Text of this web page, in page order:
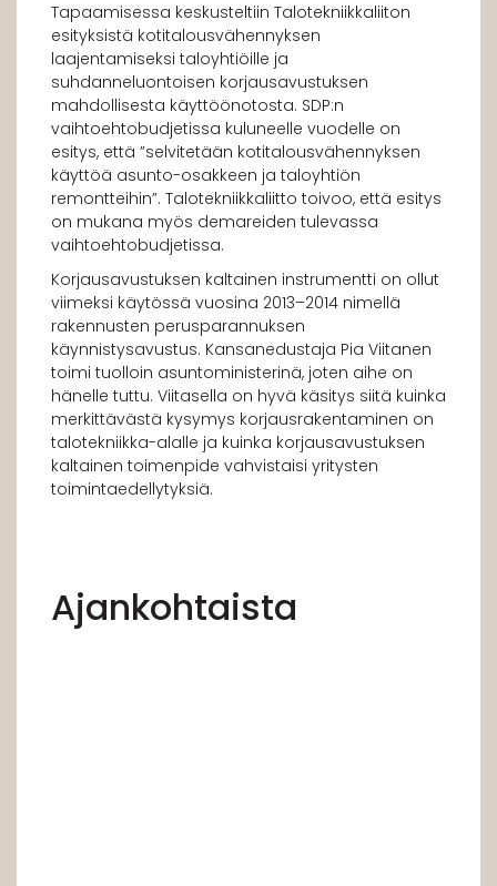
Tapaamisessa keskusteltiin Talotekniikkaliiton
esityksistä kotitalousvähennyksen
laajentamiseksi taloyhtiöille ja
suhdanneluontoisen korjausavustuksen
mahdollisesta käyttöönotosta. SDP:n
vaihtoehtobudjetissa kuluneelle vuodelle on
esitys, että ”selvitetään kotitalousvähennyksen
käyttöä asunto-osakkeen ja taloyhtiön
remontteihin”. Talotekniikkaliitto toivoo, että esitys
on mukana myös demareiden tulevassa
vaihtoehtobudjetissa.
Korjausavustuksen kaltainen instrumentti on ollut
viimeksi käytössä vuosina 2013–2014 nimellä
rakennusten perusparannuksen
käynnistysavustus. Kansanedustaja Pia Viitanen
toimi tuolloin asuntoministerinä, joten aihe on
hänelle tuttu. Viitasella on hyvä käsitys siitä kuinka
merkittävästä kysymys korjausrakentaminen on
talotekniikka-alalle ja kuinka korjausavustuksen
kaltainen toimenpide vahvistaisi yritysten
toimintaedellytyksiä.
Ajankohtaista